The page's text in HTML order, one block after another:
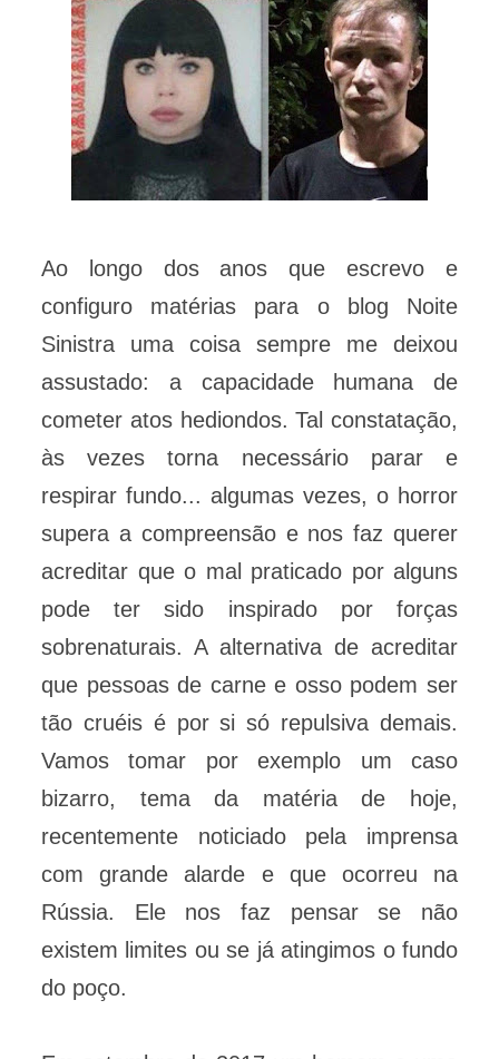
Ao longo dos anos que escrevo e
configuro matérias para o blog Noite
Sinistra uma coisa sempre me deixou
assustado: a capacidade humana de
cometer atos hediondos. Tal constatação,
às vezes torna necessário parar e
respirar fundo... algumas vezes, o horror
supera a compreensão e nos faz querer
acreditar que o mal praticado por alguns
pode ter sido inspirado por forças
sobrenaturais. A alternativa de acreditar
que pessoas de carne e osso podem ser
tão cruéis é por si só repulsiva demais.
Vamos tomar por exemplo um caso
bizarro, tema da matéria de hoje,
recentemente noticiado pela imprensa
com grande alarde e que ocorreu na
Rússia. Ele nos faz pensar se não
existem limites ou se já atingimos o fundo
do poço.